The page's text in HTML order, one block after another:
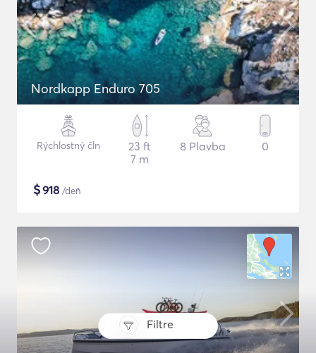
Filtre
Nordkapp Enduro 705
Rýchlostný čln
23 ft
7 m
8 Plavba 0
$918 /deň